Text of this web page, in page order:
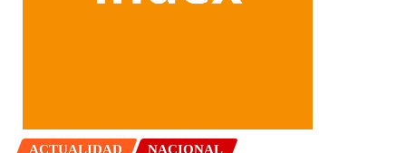
ACTUALIDAD NACIONAL